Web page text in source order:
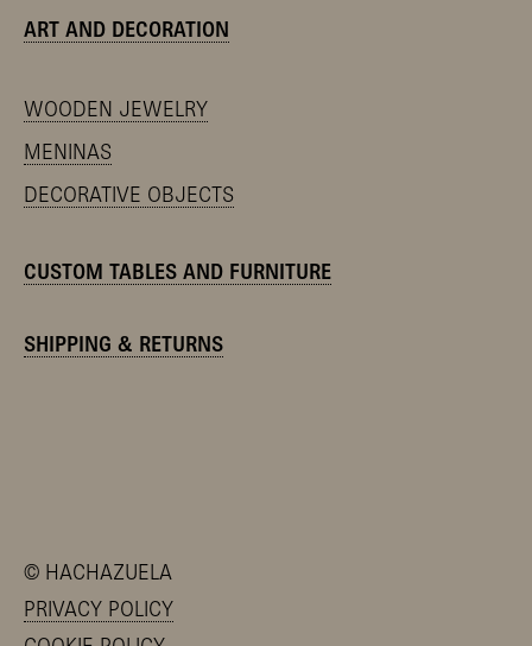
ART AND DECORATION
WOODEN JEWELRY
MENINAS
DECORATIVE OBJECTS
CUSTOM TABLES AND FURNITURE
SHIPPING & RETURNS
© HACHAZUELA
PRIVACY POLICY